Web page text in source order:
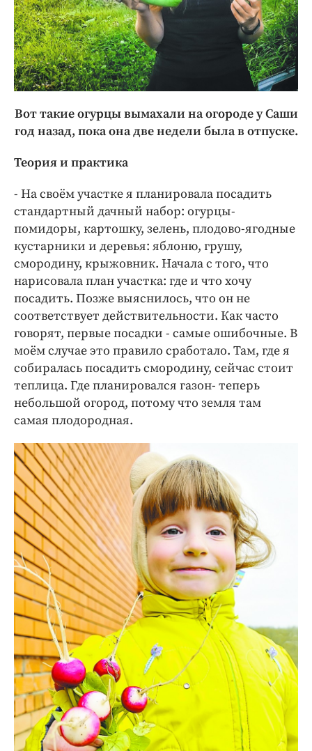
Вот такие огурцы вымахали на огороде у Саши
год назад, пока она две недели была в отпуске.
Теория и практика
- На своём участке я планировала посадить
стандартный дачный набор: огурцы-
помидоры, картошку, зелень, плодово-ягодные
кустарники и деревья: яблоню, грушу,
смородину, крыжовник. Начала с того, что
нарисовала план участка: где и что хочу
посадить. Позже выяснилось, что он не
соответствует действительности. Как часто
говорят, первые посадки - самые ошибочные. В
моём случае это правило сработало. Там, где я
собиралась посадить смородину, сейчас стоит
теплица. Где планировался газон- теперь
небольшой огород, потому что земля там
самая плодородная.